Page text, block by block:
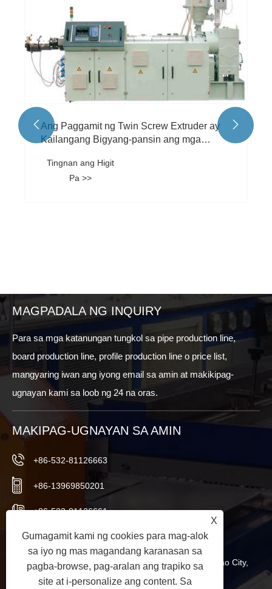
Ang Paggamit ng Twin Screw Extruder ay
Kailangang Bigyang-pansin ang mga
Tingnan ang Higit
Pa >>
 
MAGPADALA NG INQUIRY
Para sa mga katanungan tungkol sa pipe production line,
board production line, profile production line o price list,
mangyaring iwan ang iyong email sa amin at makikipag-
ugnayan kami sa loob ng 24 na oras.
MAKIPAG-UGNAYAN SA AMIN
+86-532-81126663
+86-13969850201
+86-532-81126661
info@worldextruder.com
Nuozhuang, Sanlihe Office, Jiaozhou City, Qingdao City,
Shandong Province, China
X
Gumagamit kami ng cookies para mag-alok
sa iyo ng mas magandang karanasan sa
pagba-browse, pag-aralan ang trapiko sa
site at i-personalize ang content. Sa